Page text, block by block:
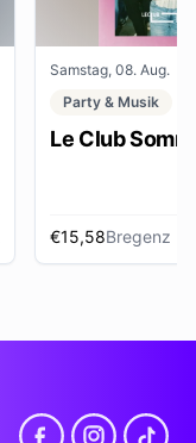
Samstag, 08. Aug.
Party & Musik
Le Club
€15,58Bregenz